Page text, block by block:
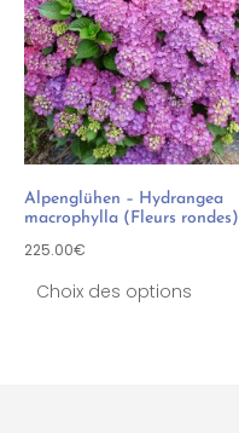
Alpenglühen – Hydrangea
macrophylla (Fleurs rondes)
225.00€
Choix des options